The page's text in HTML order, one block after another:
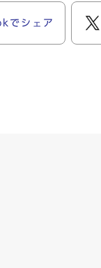
でシェア